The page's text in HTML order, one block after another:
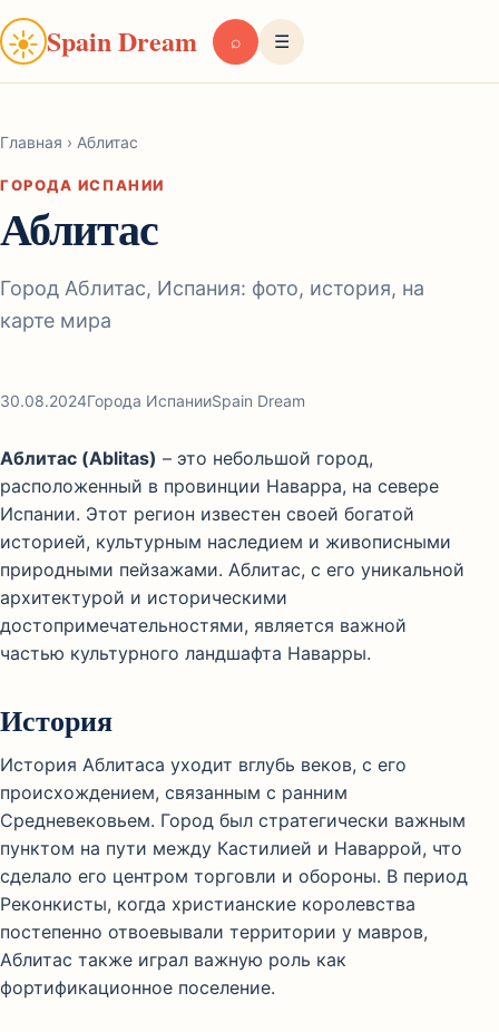
☀Spain Dream ⌕ ☰
Главная › Аблитас
ГОРОДА ИСПАНИИ
Аблитас
Город Аблитас, Испания: фото, история, на
карте мира
30.08.2024Города ИспанииSpain Dream
Аблитас (Ablitas) – это небольшой город,
расположенный в провинции Наварра, на севере
Испании. Этот регион известен своей богатой
историей, культурным наследием и живописными
природными пейзажами. Аблитас, с его уникальной
архитектурой и историческими
достопримечательностями, является важной
частью культурного ландшафта Наварры.
История
История Аблитаса уходит вглубь веков, с его
происхождением, связанным с ранним
Средневековьем. Город был стратегически важным
пунктом на пути между Кастилией и Наваррой, что
сделало его центром торговли и обороны. В период
Реконкисты, когда христианские королевства
постепенно отвоевывали территории у мавров,
Аблитас также играл важную роль как
фортификационное поселение.